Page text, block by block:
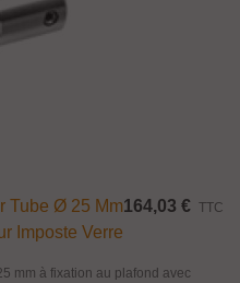
Tube Ø 25 Mm
Imposte Verre
164,03 € TTC
mm à fixation au plafond avec